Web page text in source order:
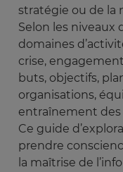
stratégie ou de la
Selon les niveaux
domaines
crise,
buts, objectifs,
organisations,
entraînement des
Ce guide
prendre
la maîtrise de